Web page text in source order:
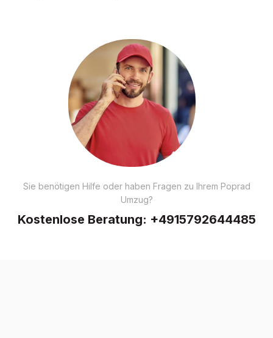
Sie benötigen Hilfe oder haben Fragen zu Ihrem Poprad
Umzug?
Kostenlose Beratung: +4915792644485